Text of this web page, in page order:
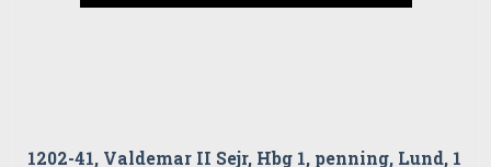
1202-41, Valdemar II Sejr, Hbg 1, penning, Lund, 1